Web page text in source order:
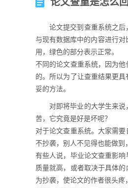
论文提交到查重系统之
与现有数据库中的内容进行
用，绿色的部分表示正常。
不同的论文查重系统，因为
的。所以为了让查重结果更
妥的方法。
对即将毕业的大学生来
苦，它究竟是好是坏呢？
对于论文查重系统。大家需
不抄袭，别人不见得也能做到
有些人说，毕业论文查重影
质量就高，或者取决于具体
为抄袭，使论文的作者很头